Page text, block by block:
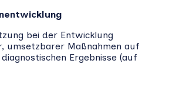
bei der Entwicklung
umsetzbarer Maßnahmen auf
Ergebnisse (auf